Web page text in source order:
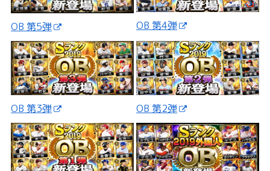
OB 第5弾 OB 第4弾
OB 第3弾 OB 第2弾